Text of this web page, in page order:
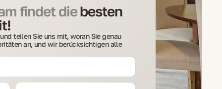
findet diebesten
teilen Sie uns mit, woran Sie genau
an, und wir berücksichtigen alle